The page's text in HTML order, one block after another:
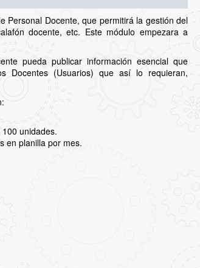
Personal Docente, que permitirá la gestión del
docente, etc. Este módulo empezara a
pueda publicar información esencial que
Docentes (Usuarios) que así lo requieran,
unidades.
en planilla por mes.